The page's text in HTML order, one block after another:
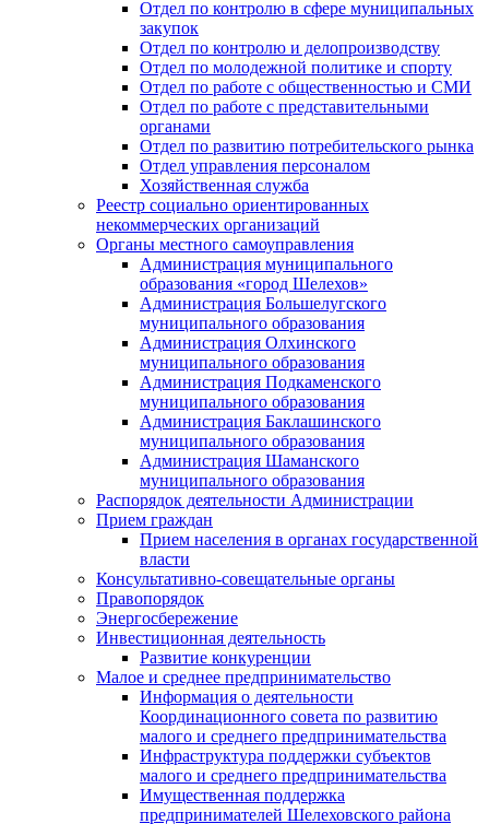
Отдел по контролю в сфере муниципальных
закупок
Отдел по контролю и делопроизводству
Отдел по молодежной политике и спорту
Отдел по работе с общественностью и СМИ
Отдел по работе с представительными
органами
Отдел по развитию потребительского рынка
Отдел управления персоналом
Хозяйственная служба
Реестр социально ориентированных
некоммерческих организаций
Органы местного самоуправления
Администрация муниципального
образования «город Шелехов»
Администрация Большелугского
муниципального образования
Администрация Олхинского
муниципального образования
Администрация Подкаменского
муниципального образования
Администрация Баклашинского
муниципального образования
Администрация Шаманского
муниципального образования
Распорядок деятельности Администрации
Прием граждан
Прием населения в органах государственной
власти
Консультативно-совещательные органы
Правопорядок
Энергосбережение
Инвестиционная деятельность
Развитие конкуренции
Малое и среднее предпринимательство
Информация о деятельности
Координационного совета по развитию
малого и среднего предпринимательства
Инфраструктура поддержки субъектов
малого и среднего предпринимательства
Имущественная поддержка
предпринимателей Шелеховского района